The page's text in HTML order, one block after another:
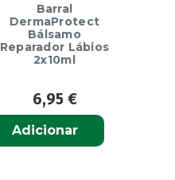
Barral
DermaProtect
Bálsamo
Reparador Lábios
2x10ml
6,95 €
Adicionar